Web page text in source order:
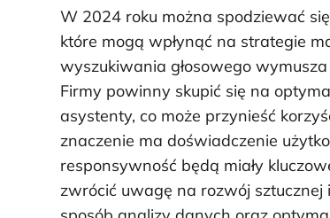
W 2024 roku można spodziewać
które mogą wpłynąć na strategie
wyszukiwania głosowego
Firmy powinny skupić się na
asystenty, co może przynieść
znaczenie ma doświadczenie
responsywność będą miały
zwrócić uwagę na rozwój sztucznej